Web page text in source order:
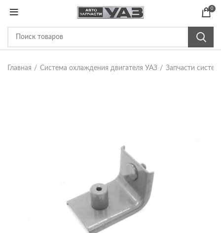
0
Главная Система охлаждения двигателя УАЗ Запчасти